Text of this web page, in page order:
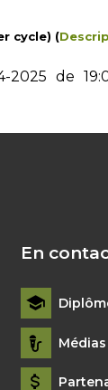
cycle) (
2025 de
En
Médias